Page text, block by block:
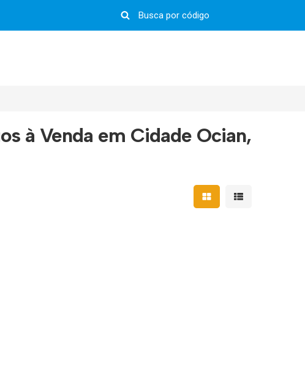
à Venda em Cidade Ocian,
Mostrar resultados em
Mostrar